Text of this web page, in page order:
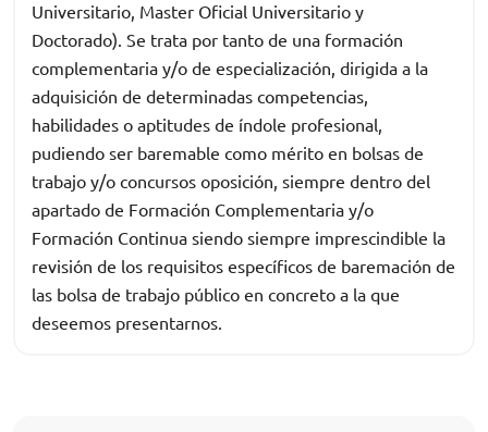
Universitario, Master Oficial Universitario y
Doctorado). Se trata por tanto de una formación
complementaria y/o de especialización, dirigida a la
adquisición de determinadas competencias,
habilidades o aptitudes de índole profesional,
pudiendo ser baremable como mérito en bolsas de
trabajo y/o concursos oposición, siempre dentro del
apartado de Formación Complementaria y/o
Formación Continua siendo siempre imprescindible la
revisión de los requisitos específicos de baremación de
las bolsa de trabajo público en concreto a la que
deseemos presentarnos.